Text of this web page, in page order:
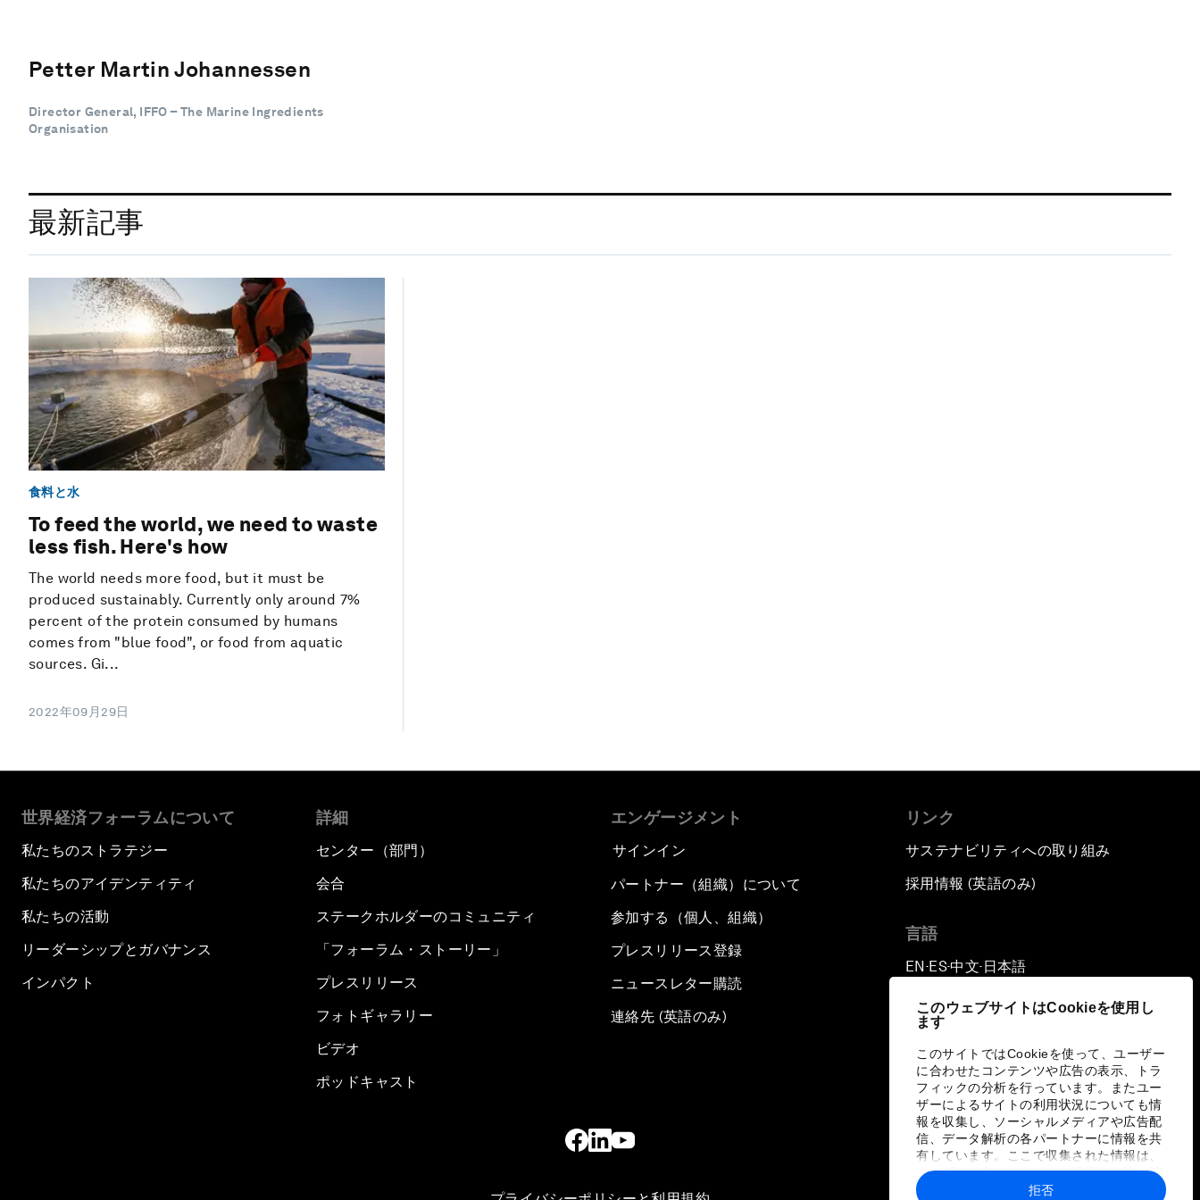
このウェブサイトはCookieを使用し
ます
このサイトではCookieを使って、ユーザー
に合わせたコンテンツや広告の表示、トラ
フィックの分析を行っています。またユー
ザーによるサイトの利用状況についても情
報を収集し、ソーシャルメディアや広告配
信、データ解析の各パートナーに情報を共
有しています。ここで収集された情報は、
ユーザーが各パートナーに提供した他の情
報や各パートナーのサービスを使用した際
拒否
Petter Martin Johannessen
Director General, IFFO – The Marine Ingredients
Organisation
最新記事
食料と水
To feed the world, we need to waste
less fish. Here's how
The world needs more food, but it must be
produced sustainably. Currently only around 7%
percent of the protein consumed by humans
comes from "blue food", or food from aquatic
sources. Gi...
2022年09月29日
世界経済フォーラムについて
私たちのストラテジー
私たちのアイデンティティ
私たちの活動
リーダーシップとガバナンス
インパクト
詳細
センター（部門）
会合
ステークホルダーのコミュニティ
「フォーラム・ストーリー」
プレスリリース
フォトギャラリー
ビデオ
ポッドキャスト
エンゲージメント
サインイン
パートナー（組織）について
参加する（個人、組織）
プレスリリース登録
ニュースレター購読
連絡先 (英語のみ)
リンク
サステナビリティへの取り組み
採用情報 (英語のみ)
言語
EN ▪ ES▪中文▪ 日本語